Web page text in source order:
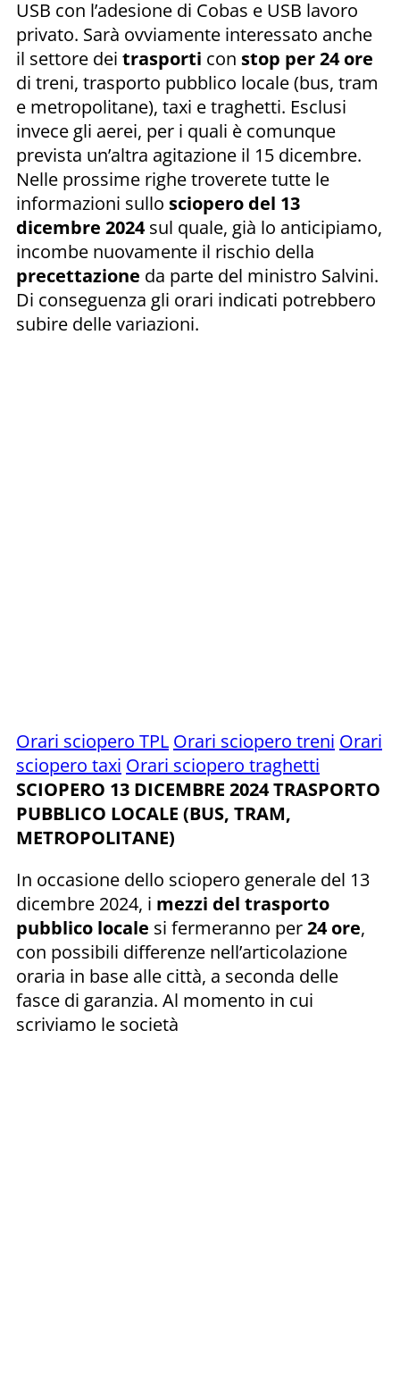
USB con l’adesione di Cobas e USB lavoro
privato. Sarà ovviamente interessato anche
il settore dei trasporti con stop per 24 ore
di treni, trasporto pubblico locale (bus, tram
e metropolitane), taxi e traghetti. Esclusi
invece gli aerei, per i quali è comunque
prevista un’altra agitazione il 15 dicembre.
Nelle prossime righe troverete tutte le
informazioni sullo sciopero del 13
dicembre 2024sul quale, già lo anticipiamo,
incombe nuovamente il rischio della
precettazione da parte del ministro Salvini.
Di conseguenza gli orari indicati potrebbero
subire delle variazioni.
Orari sciopero TPL Orari sciopero treni Orari
sciopero taxi Orari sciopero traghetti
SCIOPERO 13 DICEMBRE 2024 TRASPORTO
PUBBLICO LOCALE (BUS, TRAM,
METROPOLITANE)
In occasione dello sciopero generale del 13
dicembre 2024, i mezzi del trasporto
pubblico locale si fermeranno per24 ore,
con possibili differenze nell’articolazione
oraria in base alle città, a seconda delle
fasce di garanzia. Al momento in cui
scriviamo le società